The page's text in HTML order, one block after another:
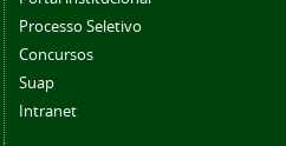
Processo Seletivo
Concursos
Suap
Intranet